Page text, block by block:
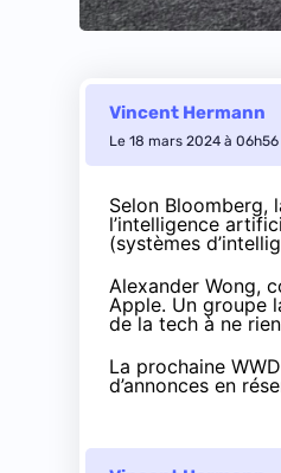
Vincent Hermann
Le 18 mars 2024 à 06h56
Selon Bloomberg,
l’intelligence
(systèmes
Alexander Wong,
Apple. Un groupe
de la tech à ne
La prochaine
d’annonces en